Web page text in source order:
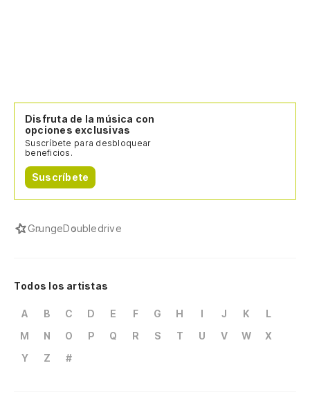
Disfruta de la música con
opciones exclusivas
Suscríbete para desbloquear
beneficios.
Suscríbete
GrungeDoubledrive
Todos los artistas
A B C D E F G H I J K
L
M
N O P Q R S T U V W
X
Y
Z #